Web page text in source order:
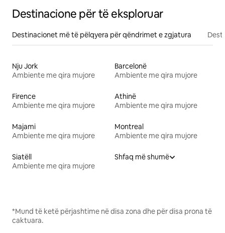
Destinacione për të eksploruar
Destinacionet më të pëlqyera për qëndrimet e zgjatura
Nju Jork
Ambiente me qira mujore
Barcelonë
Ambiente me qira mujore
Firence
Ambiente me qira mujore
Athinë
Ambiente me qira mujore
Majami
Ambiente me qira mujore
Montreal
Ambiente me qira mujore
Siatëll
Ambiente me qira mujore
Shfaq më shumë
*Mund të ketë përjashtime në disa zona dhe për disa prona të
caktuara.